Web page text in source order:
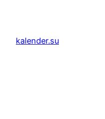
springen
kalender.su